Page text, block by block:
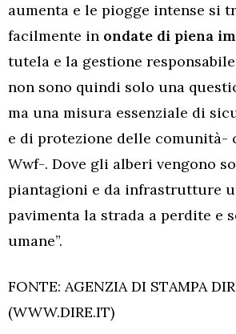
aumenta e le piogge intense si
facilmente in ondate di piena
tutela e la gestione
non sono quindi solo una
ma una misura essenziale di
e di protezione delle comunità-
Wwf-. Dove gli alberi vengono
piantagioni e da infrastrutture
pavimenta la strada a perdite e
umane”.
FONTE: AGENZIA DI STAMPA
(WWW.DIRE.IT)